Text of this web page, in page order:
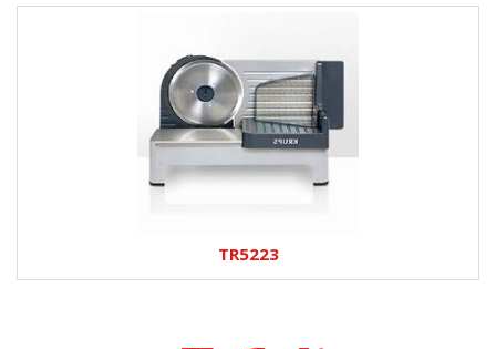
TR5223